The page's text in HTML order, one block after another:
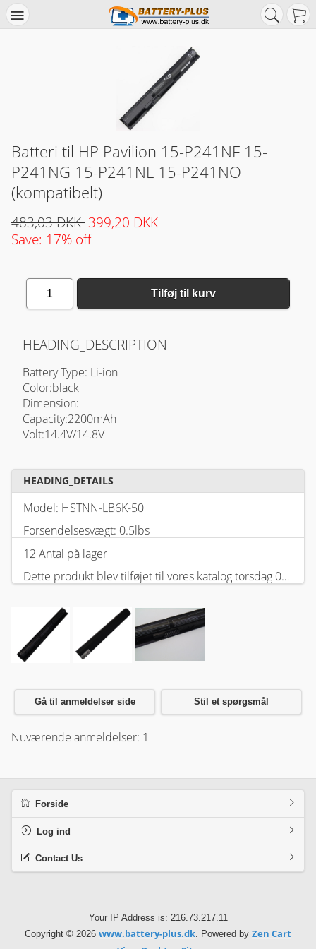
Batteri til HP Pavilion 15-P241NF 15-
P241NG 15-P241NL 15-P241NO
(kompatibelt)
483,03 DKK 399,20 DKK
Save: 17% off
1 Tilføj til kurv
HEADING_DESCRIPTION
Battery Type: Li-ion
Color:black
Dimension:
Capacity:2200mAh
Volt:14.4V/14.8V
HEADING_DETAILS
Model: HSTNN-LB6K-50
Forsendelsesvægt: 0.5lbs
12 Antal på lager
Dette produkt blev tilføjet til vores katalog torsdag 05 februar, 2026.
Gå til anmeldelser side Stil et spørgsmål
Nuværende anmeldelser: 1
Forside
Log ind
Contact Us
Your IP Address is: 216.73.217.11
Copyright © 2026 www.battery-plus.dk. Powered by Zen Cart